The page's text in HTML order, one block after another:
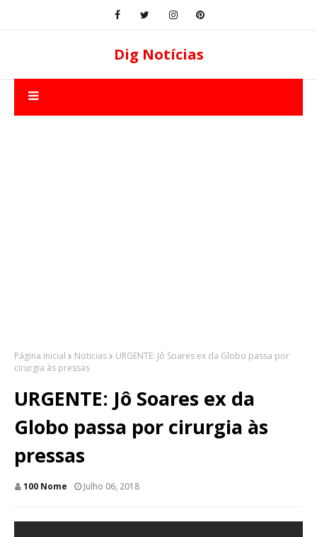
Dig Notícias
Página inicial Noticias
URGENTE: Jô Soares ex da Globo passa por
cirurgia às pressas
URGENTE: Jô Soares ex da
Globo passa por cirurgia às
pressas
100 Nome Julho 06, 2018